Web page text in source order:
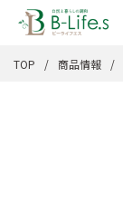
TOP 商品情報